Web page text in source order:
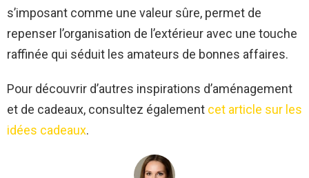
s’imposant comme une valeur sûre, permet de
repenser l’organisation de l’extérieur avec une touche
raffinée qui séduit les amateurs de bonnes affaires.
Pour découvrir d’autres inspirations d’aménagement
et de cadeaux, consultez également cet article sur les
idées cadeaux.